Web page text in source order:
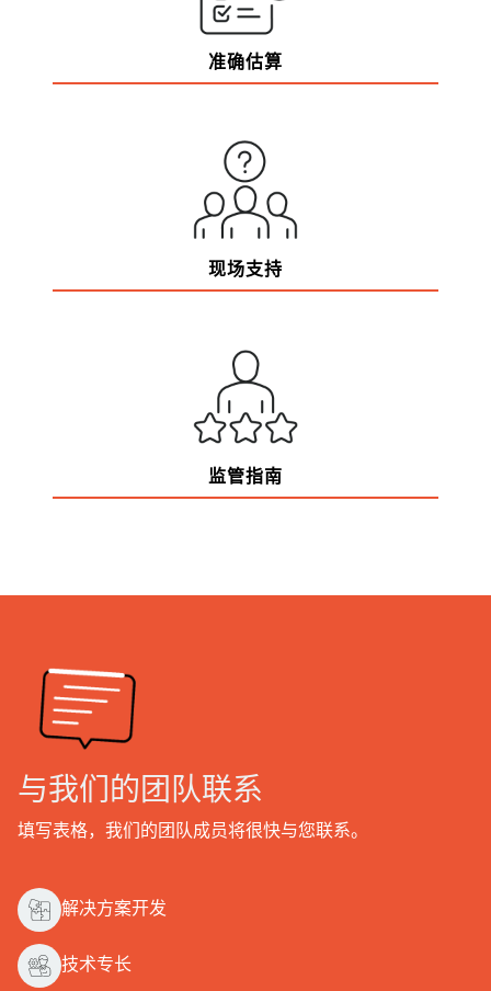
准确估算
现场支持
监管指南
与我们的团队联系
填写表格，我们的团队成员将很快与您联系。
解决方案开发
技术专长